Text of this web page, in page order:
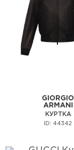
GIORGIO
ARMANI
КУРТКА
ID: 44342